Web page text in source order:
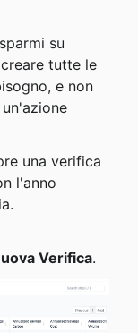
su
tutte le
e non
una verifica
l'anno
Verifica.